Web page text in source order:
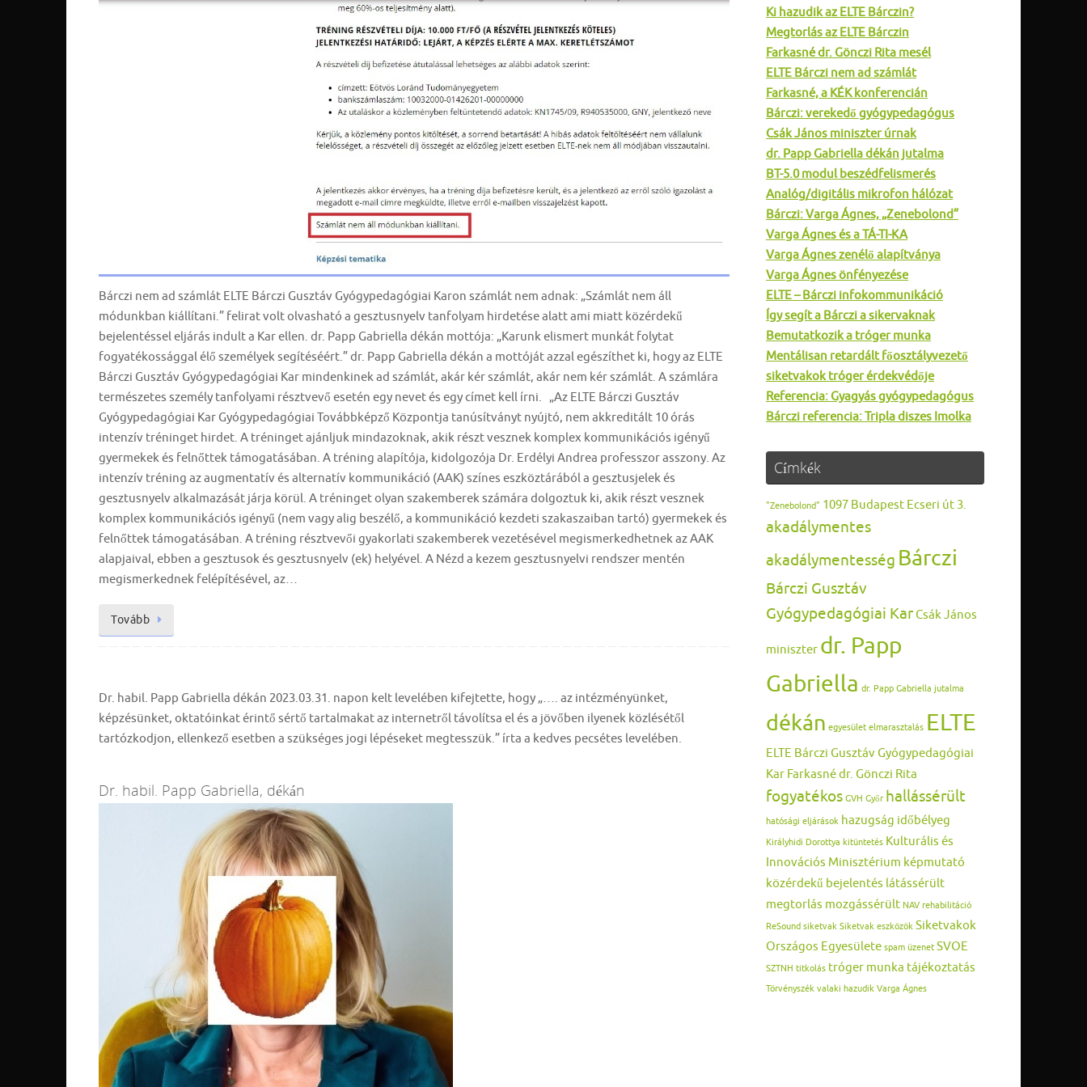
Bárczi nem ad számlát ELTE Bárczi Gusztáv Gyógypedagógiai Karon számlát nem adnak: „Számlát nem áll
módunkban kiállítani.” felirat volt olvasható a gesztusnyelv tanfolyam hirdetése alatt ami miatt közérdekű
bejelentéssel eljárás indult a Kar ellen. dr. Papp Gabriella dékán mottója: „Karunk elismert munkát folytat
fogyatékossággal élő személyek segítéséért.” dr. Papp Gabriella dékán a mottóját azzal egészíthet ki, hogy az ELTE
Bárczi Gusztáv Gyógypedagógiai Kar mindenkinek ad számlát, akár kér számlát, akár nem kér számlát. A számlára
természetes személy tanfolyami résztvevő esetén egy nevet és egy címet kell írni. „Az ELTE Bárczi Gusztáv
Gyógypedagógiai Kar Gyógypedagógiai Továbbképző Központja tanúsítványt nyújtó, nem akkreditált 10 órás
intenzív tréninget hirdet. A tréninget ajánljuk mindazoknak, akik részt vesznek komplex kommunikációs igényű
gyermekek és felnőttek támogatásában. A tréning alapítója, kidolgozója Dr. Erdélyi Andrea professzor asszony. Az
intenzív tréning az augmentatív és alternatív kommunikáció (AAK) színes eszköztárából a gesztusjelek és
gesztusnyelv alkalmazását járja körül. A tréninget olyan szakemberek számára dolgoztuk ki, akik részt vesznek
komplex kommunikációs igényű (nem vagy alig beszélő, a kommunikáció kezdeti szakaszaiban tartó) gyermekek és
felnőttek támogatásában. A tréning résztvevői gyakorlati szakemberek vezetésével megismerkedhetnek az AAK
alapjaival, ebben a gesztusok és gesztusnyelv (ek) helyével. A Nézd a kezem gesztusnyelvi rendszer mentén
megismerkednek felépítésével, az…
Tovább
Dr. habil. Papp Gabriella dékán 2023.03.31. napon kelt levelében kifejtette, hogy „…. az intézményünket,
képzésünket, oktatóinkat érintő sértő tartalmakat az internetről távolítsa el és a jövőben ilyenek közlésétől
tartózkodjon, ellenkező esetben a szükséges jogi lépéseket megtesszük.” írta a kedves pecsétes levelében.
Dr. habil. Papp Gabriella, dékán
Ki hazudik az ELTE Bárczin?
Megtorlás az ELTE Bárczin
Farkasné dr. Gönczi Rita mesél
ELTE Bárczi nem ad számlát
Farkasné, a KÉK konferencián
Bárczi: verekedő gyógypedagógus
Csák János miniszter úrnak
dr. Papp Gabriella dékán jutalma
BT-5.0 modul beszédfelismerés
Analóg/digitális mikrofon hálózat
Bárczi: Varga Ágnes, „Zenebolond”
Varga Ágnes és a TÁ-TI-KA
Varga Ágnes zenélő alapítványa
Varga Ágnes önfényezése
ELTE – Bárczi infokommunikáció
Így segít a Bárczi a sikervaknak
Bemutatkozik a tróger munka
Mentálisan retardált főosztályvezető
siketvakok tróger érdekvédője
Referencia: Gyagyás gyógypedagógus
Bárczi referencia: Tripla diszes Imolka
Címkék
"Zenebolond" 1097 Budapest Ecseri út 3.
akadálymentes
akadálymentesség Bárczi
Bárczi Gusztáv
Gyógypedagógiai KarCsák János
miniszter dr. Papp
Gabriella dr. Papp Gabriella jutalma
dékán egyesület elmarasztalás ELTE
ELTE Bárczi Gusztáv Gyógypedagógiai
Kar Farkasné dr. Gönczi Rita
fogyatékos GVH Győr hallássérült
hatósági eljárások hazugság időbélyeg
Királyhidi Dorottya kitüntetés Kulturális és
Innovációs Minisztérium képmutató
közérdekű bejelentés látássérült
megtorlás mozgássérült NAV rehabilitáció
ReSound siketvak Siketvak eszközök Siketvakok
Országos Egyesülete spam üzenet SVOE
SZTNH titkolás tróger munka tájékoztatás
Törvényszék valaki hazudik Varga Ágnes